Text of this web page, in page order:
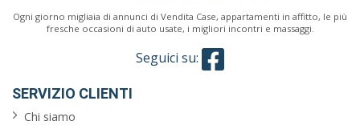
Ogni giorno migliaia di annunci di Vendita Case, appartamenti in affitto, le più
fresche occasioni di auto usate, i migliori incontri e massaggi.
Seguici su:
SERVIZIO CLIENTI
Chi siamo